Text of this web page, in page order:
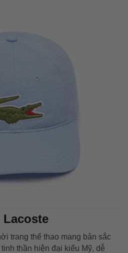
trang thể thao mang bản sắc
thần hiện đại kiểu Mỹ, dễ